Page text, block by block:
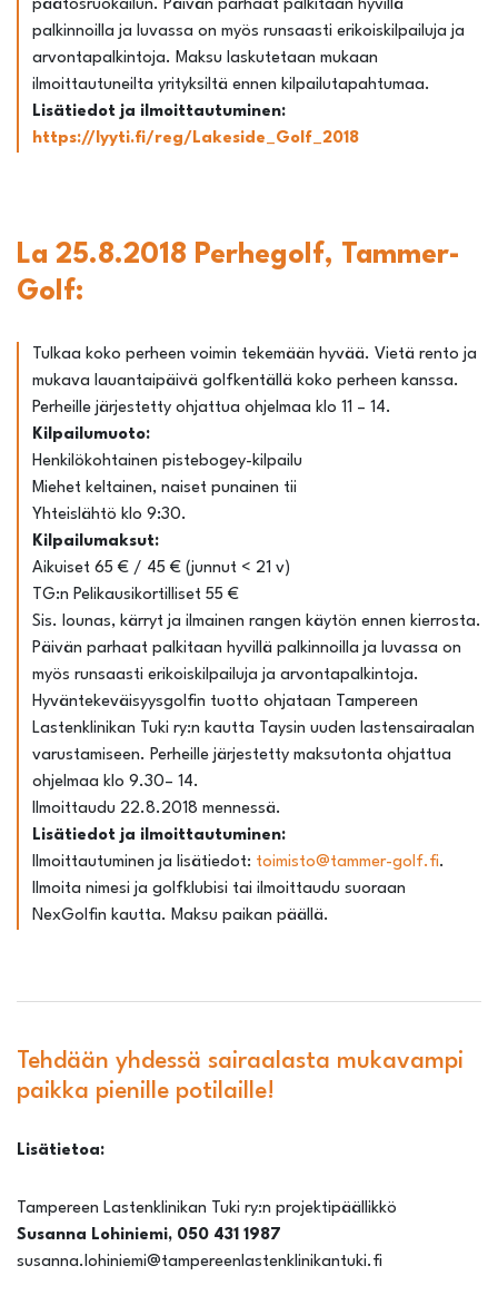
päätösruokailun. Päivän parhaat palkitaan hyvillä
palkinnoilla ja luvassa on myös runsaasti erikoiskilpailuja ja
arvontapalkintoja. Maksu laskutetaan mukaan
ilmoittautuneilta yrityksiltä ennen kilpailutapahtumaa.
Lisätiedot ja ilmoittautuminen:
https://lyyti.fi/reg/Lakeside_Golf_2018
La 25.8.2018 Perhegolf, Tammer-
Golf:
Tulkaa koko perheen voimin tekemään hyvää. Vietä rento ja
mukava lauantaipäivä golfkentällä koko perheen kanssa.
Perheille järjestetty ohjattua ohjelmaa klo 11 – 14.
Kilpailumuoto:
Henkilökohtainen pistebogey-kilpailu
Miehet keltainen, naiset punainen tii
Yhteislähtö klo 9:30.
Kilpailumaksut:
Aikuiset 65 € / 45 € (junnut < 21 v)
TG:n Pelikausikortilliset 55 €
Sis. lounas, kärryt ja ilmainen rangen käytön ennen kierrosta.
Päivän parhaat palkitaan hyvillä palkinnoilla ja luvassa on
myös runsaasti erikoiskilpailuja ja arvontapalkintoja.
Hyväntekeväisyysgolfin tuotto ohjataan Tampereen
Lastenklinikan Tuki ry:n kautta Taysin uuden lastensairaalan
varustamiseen. Perheille järjestetty maksutonta ohjattua
ohjelmaa klo 9.30– 14.
Ilmoittaudu 22.8.2018 mennessä.
Lisätiedot ja ilmoittautuminen:
Ilmoittautuminen ja lisätiedot: toimisto@tammer-golf.fi.
Ilmoita nimesi ja golfklubisi tai ilmoittaudu suoraan
NexGolfin kautta. Maksu paikan päällä.
Tehdään yhdessä sairaalasta mukavampi
paikka pienille potilaille!
Lisätietoa:
Tampereen Lastenklinikan Tuki ry:n projektipäällikkö
Susanna Lohiniemi, 050 431 1987
susanna.lohiniemi@tampereenlastenklinikantuki.fi